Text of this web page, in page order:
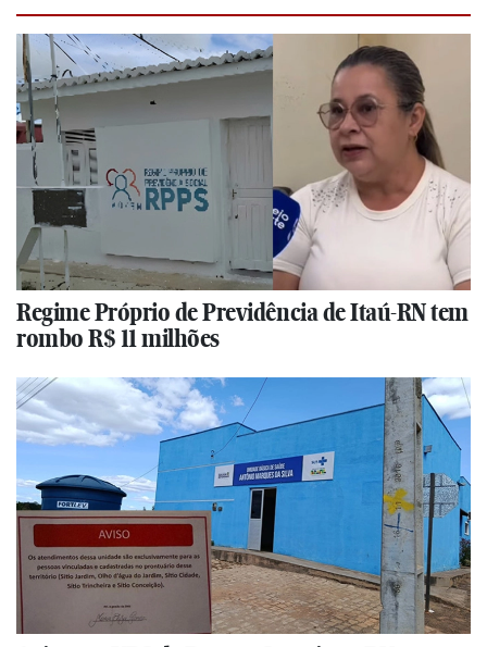
Regime Próprio de Previdência de Itaú-RN tem
rombo R$ 11 milhões